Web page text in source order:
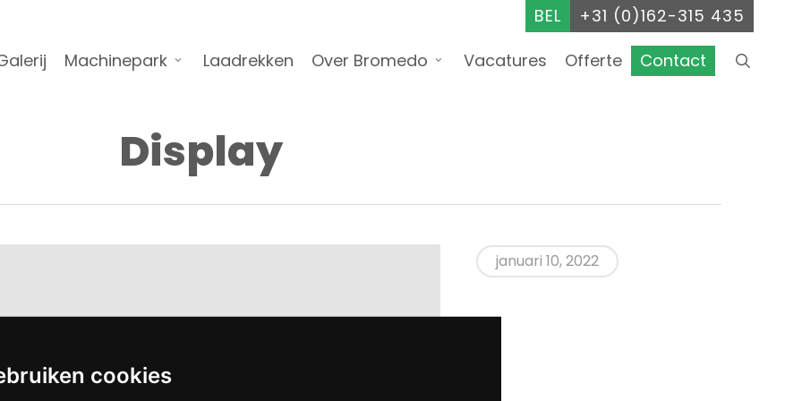
cookies
BEL
+31 (0)162-315 435
Machinepark Laadrekken Over Bromedo Vacatures Offerte Contact
Display
januari 10, 2022